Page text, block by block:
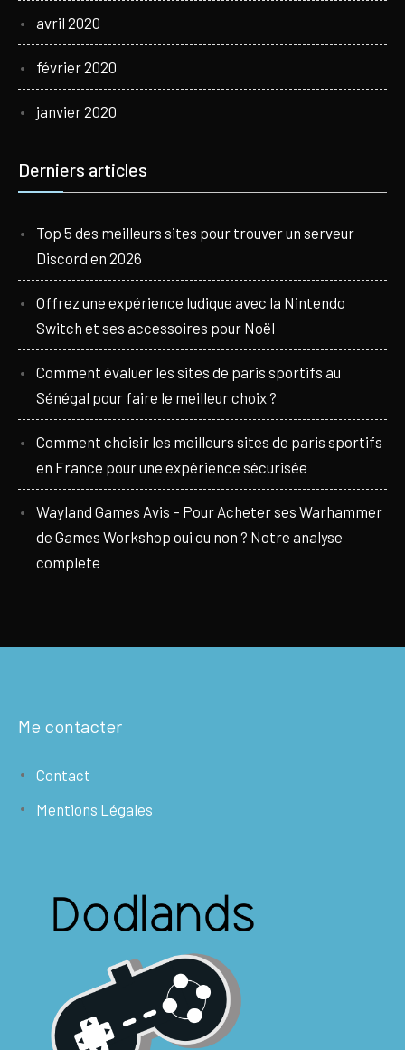
avril 2020
février 2020
janvier 2020
Derniers articles
Top 5 des meilleurs sites pour trouver un serveur
Discord en 2026
Offrez une expérience ludique avec la Nintendo
Switch et ses accessoires pour Noël
Comment évaluer les sites de paris sportifs au
Sénégal pour faire le meilleur choix ?
Comment choisir les meilleurs sites de paris sportifs
en France pour une expérience sécurisée
Wayland Games Avis – Pour Acheter ses Warhammer
de Games Workshop oui ou non ? Notre analyse
complete
Me contacter
Contact
Mentions Légales